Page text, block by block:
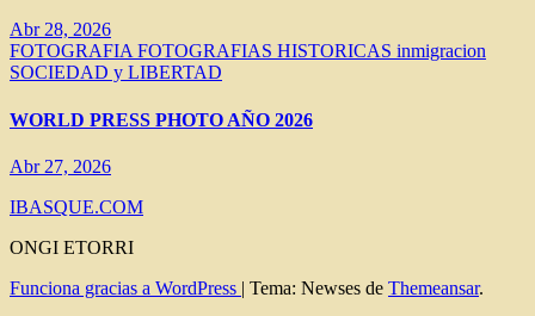
Abr 28, 2026
FOTOGRAFIAFOTOGRAFIAS HISTORICAS inmigracion
SOCIEDAD y LIBERTAD
WORLD PRESS PHOTO AÑO 2026
Abr 27, 2026
IBASQUE.COM
ONGI ETORRI
Funciona gracias a WordPress | Tema: Newses de Themeansar.